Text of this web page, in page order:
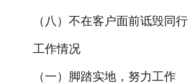
（八）不在客户面前诋毁同行
工作情况
（一）脚踏实地，努力工作